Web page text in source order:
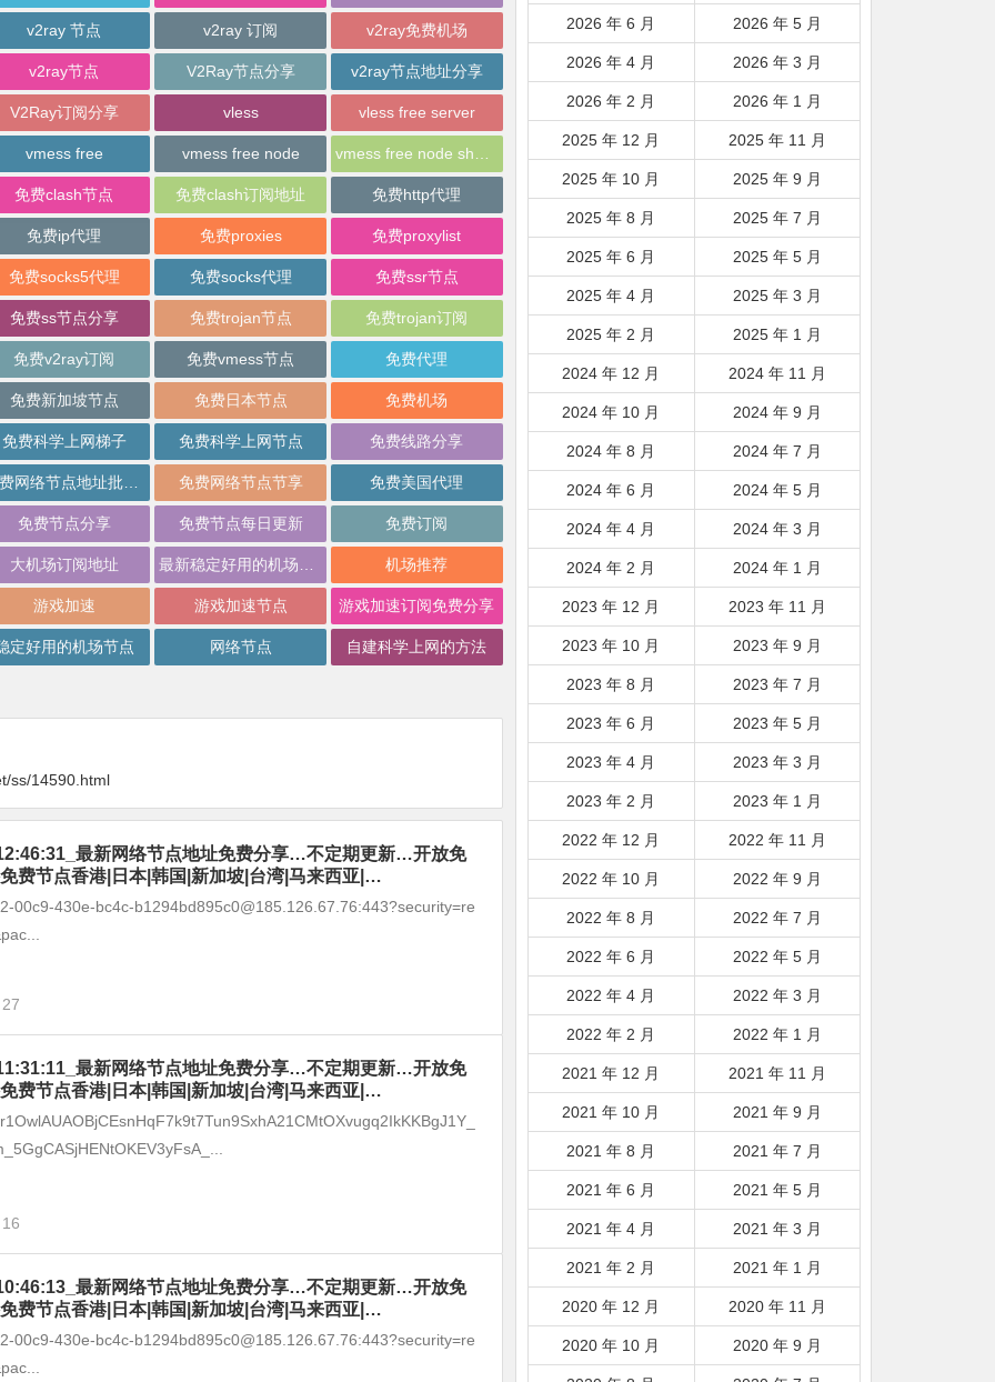
v2ray 节点 v2ray 订阅 v2ray免费机场
v2ray节点 V2Ray节点分享 v2ray节点地址分享
V2Ray订阅分享 vless vless free server
vmess free vmess free node
免费clash节点 免费clash订阅地址 免费http代理
免费ip代理 免费proxies 免费proxylist
免费socks5代理 免费socks代理 免费ssr节点
免费ss节点分享 免费trojan节点 免费trojan订阅
免费v2ray订阅 免费vmess节点 免费代理
免费新加坡节点 免费日本节点 免费机场
免费科学上网梯子 免费科学上网节点 免费线路分享
免费网络节点地址批量分享 免费网络节点节享 免费美国代理
免费节点分享 免费节点每日更新 免费订阅
大机场订阅地址 机场推荐
游戏加速 游戏加速节点 游戏加速订阅免费分享
定好用的机场节点 网络节点 自建科学上网的方法
ss/14590.html
最新网络节点地址免费分享…不定期更新…开放免
费节点香港|日本|韩国|新加坡|台湾|马来西亚|…
00c9-430e-bc4c-b1294bd895c0@185.126.67.76:443?security=re
27
最新网络节点地址免费分享…不定期更新…开放免
费节点香港|日本|韩国|新加坡|台湾|马来西亚|…
16
最新网络节点地址免费分享…不定期更新…开放免
费节点香港|日本|韩国|新加坡|台湾|马来西亚|…
00c9-430e-bc4c-b1294bd895c0@185.126.67.76:443?security=re
2026 年 6 月 2026 年 5 月
2026 年 4 月 2026 年 3 月
2026 年 2 月 2026 年 1 月
2025 年 12 月 2025 年 11 月
2025 年 10 月 2025 年 9 月
2025 年 8 月 2025 年 7 月
2025 年 6 月 2025 年 5 月
2025 年 4 月 2025 年 3 月
2025 年 2 月 2025 年 1 月
2024 年 12 月 2024 年 11 月
2024 年 10 月 2024 年 9 月
2024 年 8 月 2024 年 7 月
2024 年 6 月 2024 年 5 月
2024 年 4 月 2024 年 3 月
2024 年 2 月 2024 年 1 月
2023 年 12 月 2023 年 11 月
2023 年 10 月 2023 年 9 月
2023 年 8 月 2023 年 7 月
2023 年 6 月 2023 年 5 月
2023 年 4 月 2023 年 3 月
2023 年 2 月 2023 年 1 月
2022 年 12 月 2022 年 11 月
2022 年 10 月 2022 年 9 月
2022 年 8 月 2022 年 7 月
2022 年 6 月 2022 年 5 月
2022 年 4 月 2022 年 3 月
2022 年 2 月 2022 年 1 月
2021 年 12 月 2021 年 11 月
2021 年 10 月 2021 年 9 月
2021 年 8 月 2021 年 7 月
2021 年 6 月 2021 年 5 月
2021 年 4 月 2021 年 3 月
2021 年 2 月 2021 年 1 月
2020 年 12 月 2020 年 11 月
2020 年 10 月 2020 年 9 月